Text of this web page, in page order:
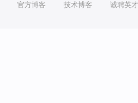
官方博客 技术博客 诚聘英才